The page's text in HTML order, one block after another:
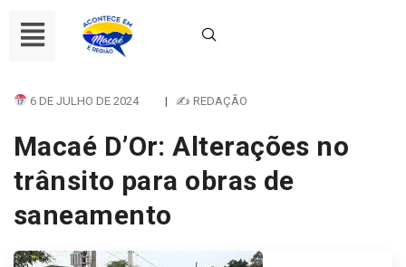
6 DE JULHO DE 2024 | ✍ REDAÇÃO
Macaé D’Or: Alterações no
trânsito para obras de
saneamento